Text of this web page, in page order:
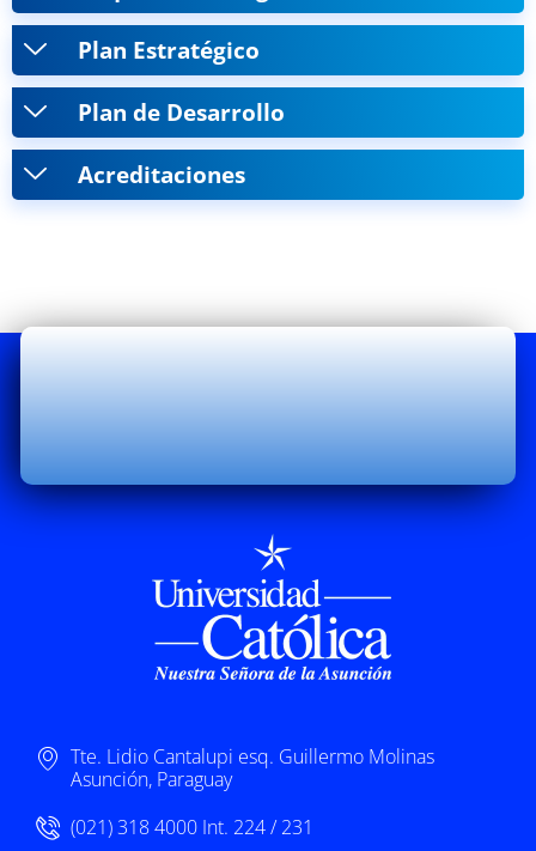
Plan Estratégico
Plan de Desarrollo
Acreditaciones
Tte. Lidio Cantalupi esq. Guillermo Molinas
Asunción, Paraguay
(021) 318 4000 Int. 224 / 231